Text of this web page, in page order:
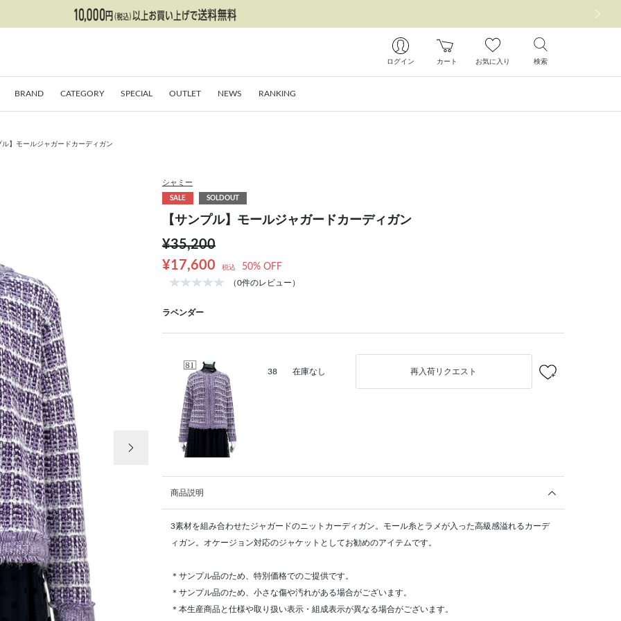
ログイン カート お気に入り 検索
BRAND CATEGORY SPECIAL OUTLET NEWS RANKING
ル】モールジャガードカーディガン
シャミー
SALE SOLDOUT
【サンプル】モールジャガードカーディガン
¥35,200
¥17,600
税込 50% OFF
（0件のレビュー）
ラベンダー
38 在庫なし 再入荷リクエスト
商品説明
3素材を組み合わせたジャガードのニットカーディガン。モール糸とラメが入った高級感溢れるカーデ
ィガン。オケージョン対応のジャケットとしてお勧めのアイテムです。
＊サンプル品のため、特別価格でのご提供です。
＊サンプル品のため、小さな傷や汚れがある場合がございます。
＊本生産商品と仕様や取り扱い表示・組成表示が異なる場合がございます。